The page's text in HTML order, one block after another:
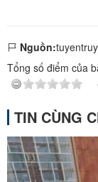
Nguồn:
Tổng số điểm của
TIN CÙNG